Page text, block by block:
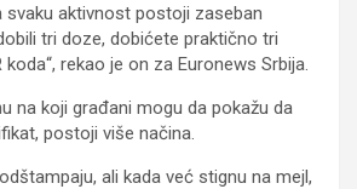
svaku aktivnost postoji zaseban
tri doze, dobićete praktično tri
rekao je on za Euronews Srbija.
na koji građani mogu da pokažu da
postoji više načina.
ali kada već stignu na mejl,